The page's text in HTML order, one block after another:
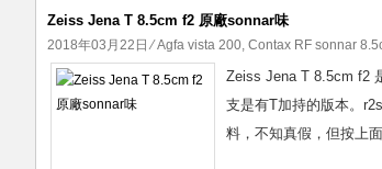
Zeiss Jena T 8.5cm f2 原廠sonnar味
2018年03月22日 ⁄Agfa vista 200, Contax RF sonnar
Zeiss Jena T 8.5cm f2
支是有T加持的版本。
料，不知真假，但按上